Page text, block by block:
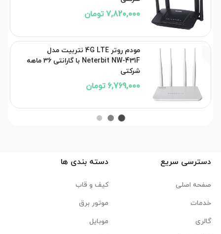
7,820,000 تومان
مودم روتر 4G LTE نتربیت مدل
Neterbit NW-431F با گارانتی 36 ماهه
شرکتی
6,769,000 تومان
دسترسی سریع
صفحه اصلی
خدمات
گالری
دسته بندی ها
کیف و قاب
موتور برق
موبایل